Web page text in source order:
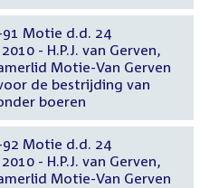
91 Motie d.d. 24
- H.P.J. van Gerven,
Motie-Van Gerven
de bestrijding van
boeren
92 Motie d.d. 24
- H.P.J. van Gerven,
Motie-Van Gerven